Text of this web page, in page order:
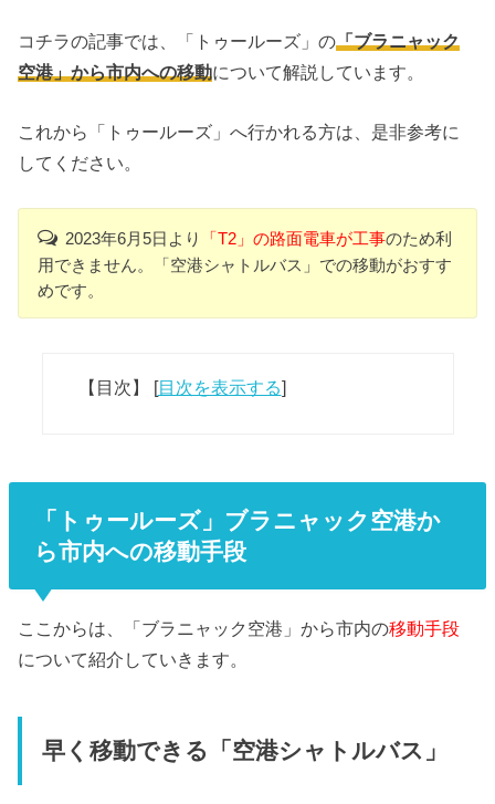
コチラの記事では、「トゥールーズ」の「ブラニャック
空港」から市内への移動について解説しています。
これから「トゥールーズ」へ行かれる方は、是非参考に
してください。
2023年6月5日より 「T2」の路面電車が工事のため利
用できません。「空港シャトルバス」での移動がおすす
めです。
【目次】 [目次を表示する]
「トゥールーズ」ブラニャック空港か
ら市内への移動手段
ここからは、「ブラニャック空港」から市内の移動手段
について紹介していきます。
早く移動できる「空港シャトルバス」